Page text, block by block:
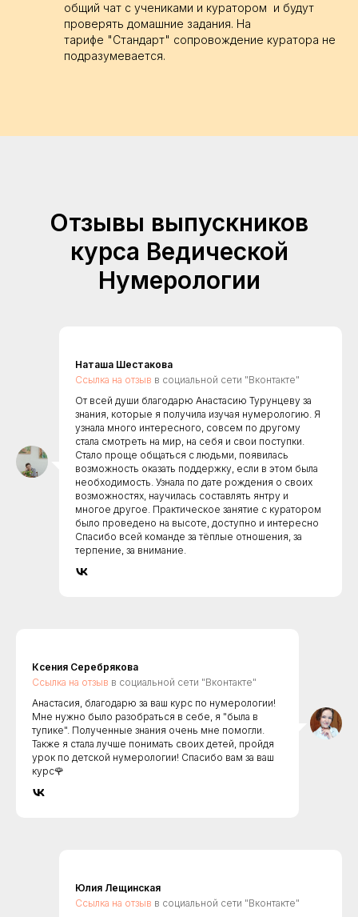
общий чат с учениками и куратором и будут
проверять домашние задания. На
тарифе "Стандарт" сопровождение куратора не
подразумевается.
Отзывы выпускников
курса Ведической
Нумерологии
Наташа Шестакова
Ссылка на отзыв в социальной сети "Вконтакте"
От всей души благодарю Анастасию Турунцеву за
знания, которые я получила изучая нумерологию. Я
узнала много интересного, совсем по другому
стала смотреть на мир, на себя и свои поступки.
Стало проще общаться с людьми, появилась
возможность оказать поддержку, если в этом была
необходимость. Узнала по дате рождения о своих
возможностях, научилась составлять янтру и
многое другое. Практическое занятие с куратором
было проведено на высоте, доступно и интересно
Спасибо всей команде за тёплые отношения, за
терпение, за внимание.
Ксения Серебрякова
Ссылка на отзыв в социальной сети "Вконтакте"
Анастасия, благодарю за ваш курс по нумерологии!
Мне нужно было разобраться в себе, я "была в
тупике". Полученные знания очень мне помогли.
Также я стала лучше понимать своих детей, пройдя
урок по детской нумерологии! Спасибо вам за ваш
курс🌹
Юлия Лещинская
Ссылка на отзыв в социальной сети "Вконтакте"